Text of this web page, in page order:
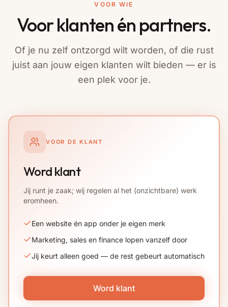
VOOR WIE
Voor klanten én partners.
Of je nu zelf ontzorgd wilt worden, of die rust
juist aan jouw eigen klanten wilt bieden — er is
een plek voor je.
VOOR DE KLANT
Word klant
Jij runt je zaak; wij regelen al het (onzichtbare) werk
eromheen.
Een website én app onder je eigen merk
Marketing, sales en finance lopen vanzelf door
Jij keurt alleen goed — de rest gebeurt automatisch
Word klant